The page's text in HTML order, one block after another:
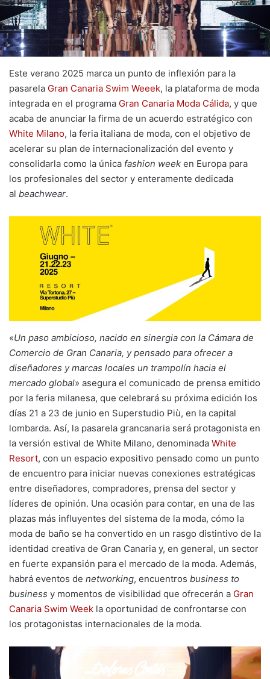
Este verano 2025 marca un punto de inflexión para la
pasarela Gran Canaria Swim Weeek, la plataforma de moda
integrada en el programa Gran Canaria Moda Cálida, y que
acaba de anunciar la firma de un acuerdo estratégico con
White Milano, la feria italiana de moda, con el objetivo de
acelerar su plan de internacionalización del evento y
consolidarla como la única fashion week en Europa para
los profesionales del sector y enteramente dedicada
al beachwear.
«Un paso ambicioso, nacido en sinergia con la Cámara de
Comercio de Gran Canaria, y pensado para ofrecer a
diseñadores y marcas locales un trampolín hacia el
mercado global» asegura el comunicado de prensa emitido
por la feria milanesa, que celebrará su próxima edición los
días 21 a 23 de junio en Superstudio Più, en la capital
lombarda. Así, la pasarela grancanaria será protagonista en
la versión estival de White Milano, denominada White
Resort, con un espacio expositivo pensado como un punto
de encuentro para iniciar nuevas conexiones estratégicas
entre diseñadores, compradores, prensa del sector y
líderes de opinión. Una ocasión para contar, en una de las
plazas más influyentes del sistema de la moda, cómo la
moda de baño se ha convertido en un rasgo distintivo de la
identidad creativa de Gran Canaria y, en general, un sector
en fuerte expansión para el mercado de la moda. Además,
habrá eventos de networking, encuentros business to
business y momentos de visibilidad que ofrecerán a Gran
Canaria Swim Week la oportunidad de confrontarse con
los protagonistas internacionales de la moda.